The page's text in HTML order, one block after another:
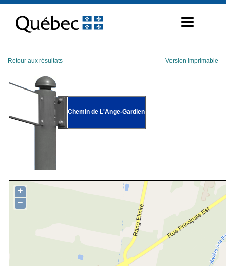
contenu
Retour aux résultats Version imprimable
Chemin de L'Ange-Gardien
+
−